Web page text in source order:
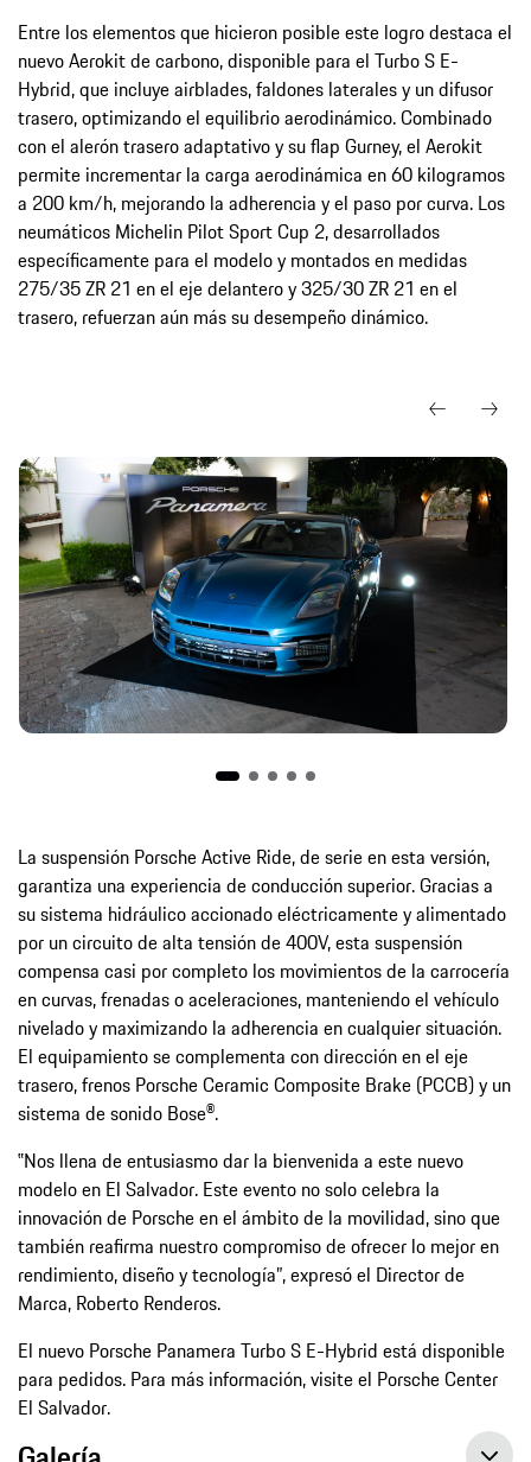
Entre los elementos que hicieron posible este logro destaca el
nuevo Aerokit de carbono, disponible para el Turbo S E-
Hybrid, que incluye airblades, faldones laterales y un difusor
trasero, optimizando el equilibrio aerodinámico. Combinado
con el alerón trasero adaptativo y su flap Gurney, el Aerokit
permite incrementar la carga aerodinámica en 60 kilogramos
a 200 km/h, mejorando la adherencia y el paso por curva. Los
neumáticos Michelin Pilot Sport Cup 2, desarrollados
específicamente para el modelo y montados en medidas
275/35 ZR 21 en el eje delantero y 325/30 ZR 21 en el
trasero, refuerzan aún más su desempeño dinámico.
La suspensión Porsche Active Ride, de serie en esta versión,
garantiza una experiencia de conducción superior. Gracias a
su sistema hidráulico accionado eléctricamente y alimentado
por un circuito de alta tensión de 400V, esta suspensión
compensa casi por completo los movimientos de la carrocería
en curvas, frenadas o aceleraciones, manteniendo el vehículo
nivelado y maximizando la adherencia en cualquier situación.
El equipamiento se complementa con dirección en el eje
trasero, frenos Porsche Ceramic Composite Brake (PCCB) y un
sistema de sonido Bose®.
‟Nos llena de entusiasmo dar la bienvenida a este nuevo
modelo en El Salvador. Este evento no solo celebra la
innovación de Porsche en el ámbito de la movilidad, sino que
también reafirma nuestro compromiso de ofrecer lo mejor en
rendimiento, diseño y tecnología”, expresó el Director de
Marca, Roberto Renderos.
El nuevo Porsche Panamera Turbo S E-Hybrid está disponible
para pedidos. Para más información, visite el Porsche Center
El Salvador.